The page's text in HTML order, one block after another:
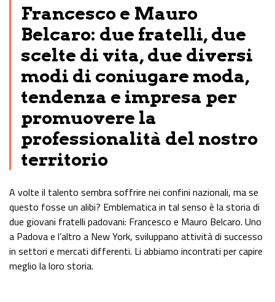
Francesco e Mauro
Belcaro: due fratelli, due
scelte di vita, due diversi
modi di coniugare moda,
tendenza e impresa per
promuovere la
professionalità del nostro
territorio
A volte il talento sembra soffrire nei confini nazionali, ma se
questo fosse un alibi? Emblematica in tal senso è la storia di
due giovani fratelli padovani: Francesco e Mauro Belcaro. Uno
a Padova e l’altro a New York, sviluppano attività di successo
in settori e mercati differenti. Li abbiamo incontrati per capire
meglio la loro storia.